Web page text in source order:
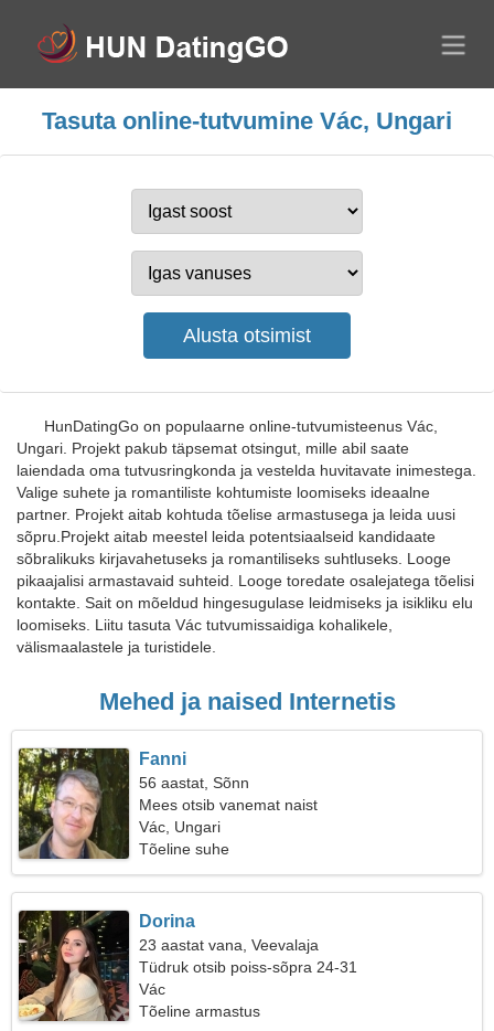
Tasuta online-tutvumine Vác, Ungari
HunDatingGo on populaarne online-tutvumisteenus Vác,
Ungari. Projekt pakub täpsemat otsingut, mille abil saate
laiendada oma tutvusringkonda ja vestelda huvitavate inimestega.
Valige suhete ja romantiliste kohtumiste loomiseks ideaalne
partner. Projekt aitab kohtuda tõelise armastusega ja leida uusi
sõpru.Projekt aitab meestel leida potentsiaalseid kandidaate
sõbralikuks kirjavahetuseks ja romantiliseks suhtluseks. Looge
pikaajalisi armastavaid suhteid. Looge toredate osalejatega tõelisi
kontakte. Sait on mõeldud hingesugulase leidmiseks ja isikliku elu
loomiseks. Liitu tasuta Vác tutvumissaidiga kohalikele,
välismaalastele ja turistidele.
Mehed ja naised Internetis
Fanni
56 aastat, Sõnn
Mees otsib vanemat naist
Vác, Ungari
Tõeline suhe
Dorina
23 aastat vana, Veevalaja
Tüdruk otsib poiss-sõpra 24-31
Vác
Tõeline armastus